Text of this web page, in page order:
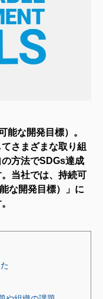
能な開発目標）。
さまざまな取り組
方法でSDGs達成
当社では、持続可
な開発目標）」に